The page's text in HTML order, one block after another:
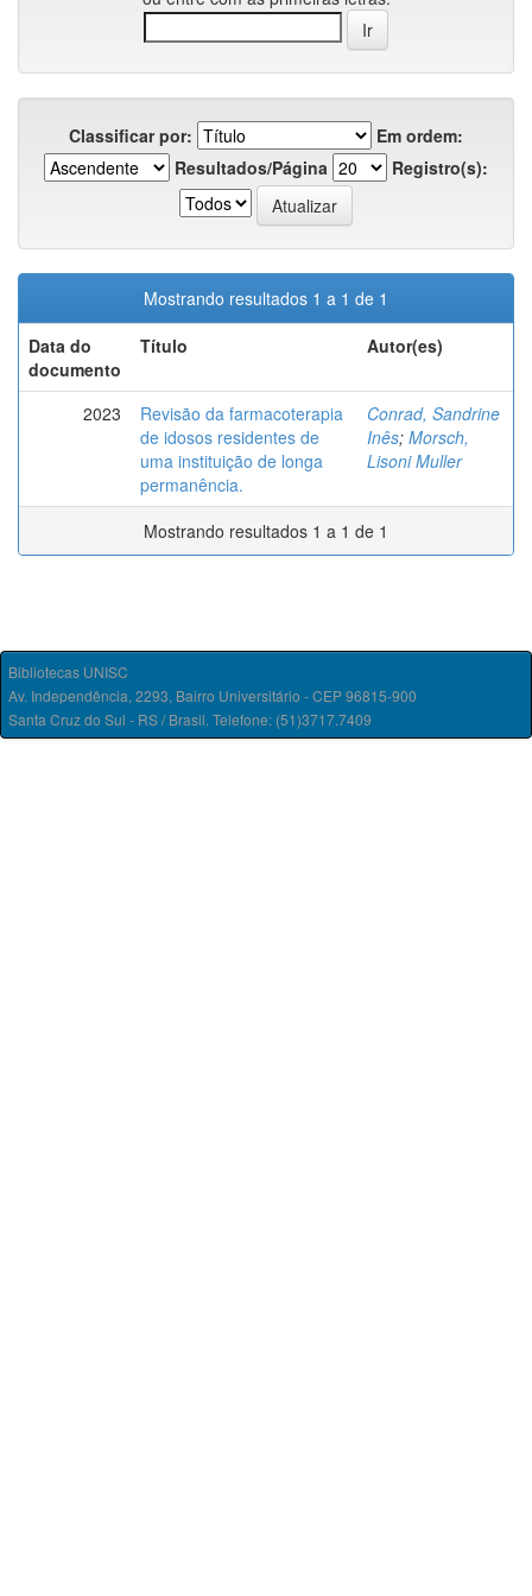
Classificar por:
Em ordem:
Resultados/Página
Registro(s):
Mostrando resultados 1 a 1 de 1
Data do
documento
Título Autor(es)
2023
Revisão da farmacoterapia
de idosos residentes de
uma instituição de longa
permanência.
Conrad, Sandrine
Inês; Morsch,
Lisoni Muller
Mostrando resultados 1 a 1 de 1
Bibliotecas UNISC
Av. Independência, 2293, Bairro Universitário - CEP 96815-900
Santa Cruz do Sul - RS / Brasil. Telefone: (51)3717.7409